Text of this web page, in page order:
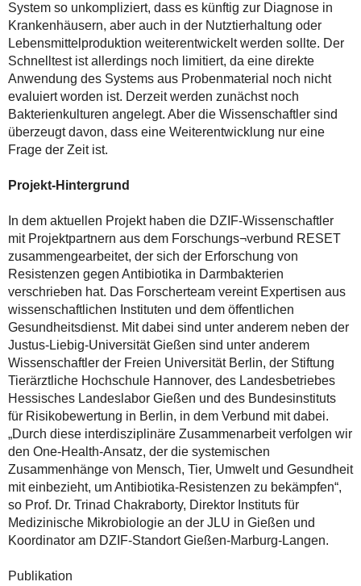
System so unkompliziert, dass es künftig zur Diagnose in
Krankenhäusern, aber auch in der Nutztierhaltung oder
Lebensmittelproduktion weiterentwickelt werden sollte. Der
Schnelltest ist allerdings noch limitiert, da eine direkte
Anwendung des Systems aus Probenmaterial noch nicht
evaluiert worden ist. Derzeit werden zunächst noch
Bakterienkulturen angelegt. Aber die Wissenschaftler sind
überzeugt davon, dass eine Weiterentwicklung nur eine
Frage der Zeit ist.
Projekt-Hintergrund
In dem aktuellen Projekt haben die DZIF-Wissenschaftler
mit Projektpartnern aus dem Forschungs¬verbund RESET
zusammengearbeitet, der sich der Erforschung von
Resistenzen gegen Antibiotika in Darmbakterien
verschrieben hat. Das Forscherteam vereint Expertisen aus
wissenschaftlichen Instituten und dem öffentlichen
Gesundheitsdienst. Mit dabei sind unter anderem neben der
Justus-Liebig-Universität Gießen sind unter anderem
Wissenschaftler der Freien Universität Berlin, der Stiftung
Tierärztliche Hochschule Hannover, des Landesbetriebes
Hessisches Landeslabor Gießen und des Bundesinstituts
für Risikobewertung in Berlin, in dem Verbund mit dabei.
„Durch diese interdisziplinäre Zusammenarbeit verfolgen wir
den One-Health-Ansatz, der die systemischen
Zusammenhänge von Mensch, Tier, Umwelt und Gesundheit
mit einbezieht, um Antibiotika-Resistenzen zu bekämpfen“,
so Prof. Dr. Trinad Chakraborty, Direktor Instituts für
Medizinische Mikrobiologie an der JLU in Gießen und
Koordinator am DZIF-Standort Gießen-Marburg-Langen.
Publikation